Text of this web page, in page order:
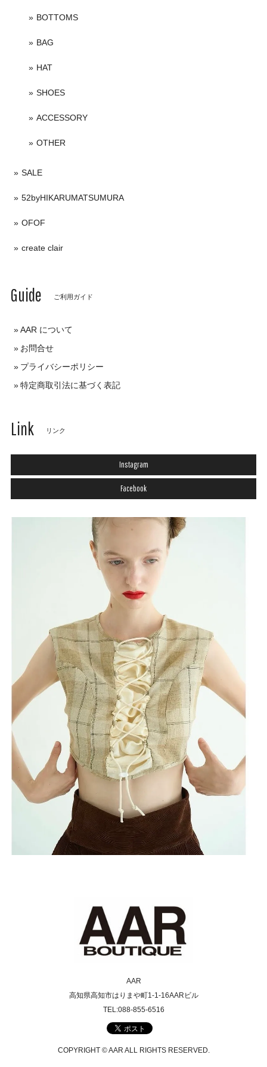
BOTTOMS
BAG
HAT
SHOES
ACCESSORY
OTHER
SALE
52byHIKARUMATSUMURA
OFOF
create clair
Guide ご利用ガイド
AAR について
お問合せ
プライバシーポリシー
特定商取引法に基づく表記
Link リンク
Instagram
Facebook
AAR
高知県高知市はりまや町1-1-16AARビル
TEL:088-855-6516
COPYRIGHT © AAR ALL RIGHTS RESERVED.